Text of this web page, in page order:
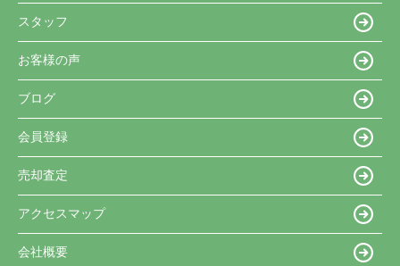
スタッフ
お客様の声
ブログ
会員登録
売却査定
アクセスマップ
会社概要